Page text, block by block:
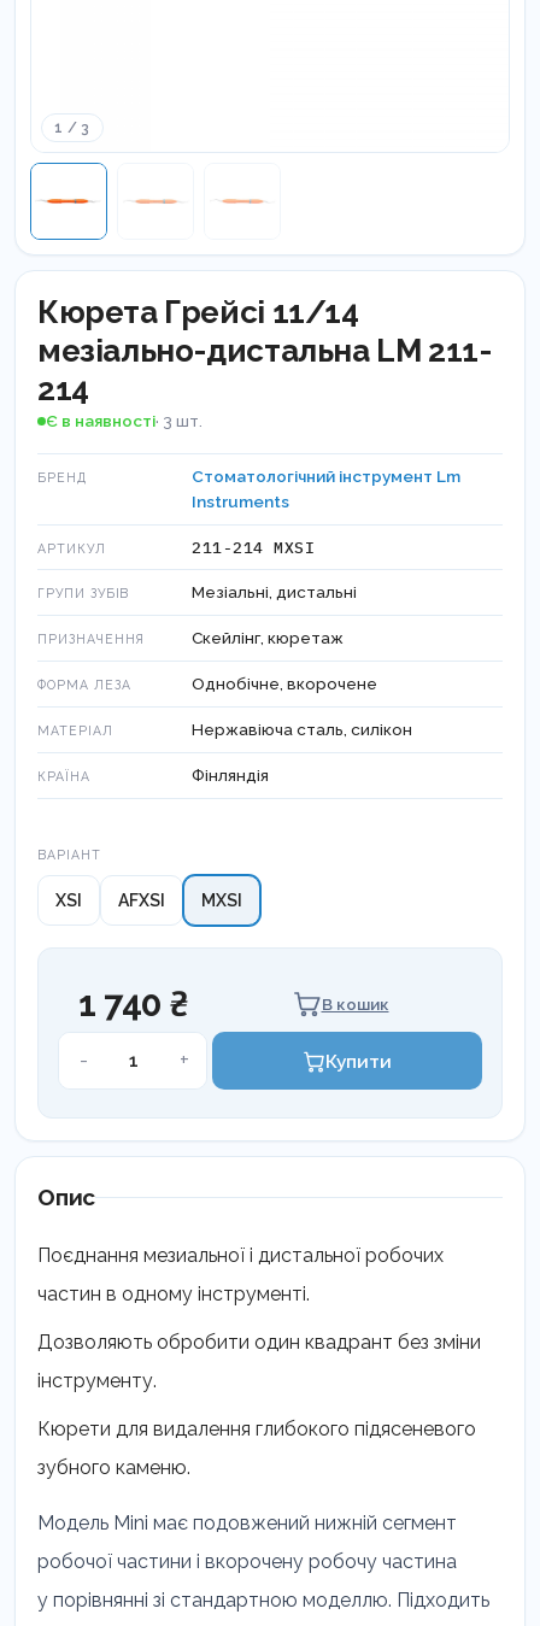
1 / 3
Кюрета Грейсі 11/14
мезіально-дистальна LM 211-
214
Є в наявності· 3 шт.
БРЕНД
Стоматологічний інструмент Lm
Instruments
АРТИКУЛ 211-214 МXSI
ГРУПИ ЗУБІВ Мезіальні, дистальні
ПРИЗНАЧЕННЯ Скейлінг, кюретаж
ФОРМА ЛЕЗА Однобічне, вкорочене
МАТЕРІАЛ Нержавіюча сталь, силікон
КРАЇНА Фінляндія
ВАРІАНТ
XSI AFXSI MXSI
1 740 ₴ В кошик
-
Кюрета
дистальна
LM
214
+ Купити
Опис
Поєднання мезиальної і дистальної робочих
частин в одному інструменті.
Дозволяють обробити один квадрант без зміни
інструменту.
Кюрети для видалення глибокого підясеневого
зубного каменю.
Модель Mini має подовжений нижній сегмент
робочої частини і вкорочену робочу частина
у порівнянні зі стандартною моделлю. Підходить